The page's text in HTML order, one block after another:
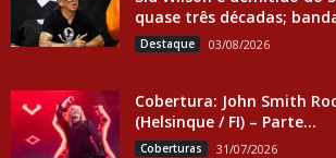
quase três décadas;
Destaque 03/08/2026
Cobertura: John Smith
(Helsinque / FI) – Parte...
Coberturas 31/07/2026